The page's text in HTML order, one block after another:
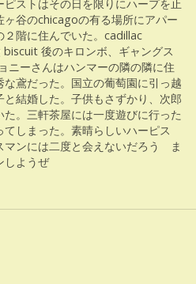
ピストはその日を限りにハープを止
ヶ谷のchicagoの有る場所にアパー
２階に住んでいた。cadillac
後のキロンボ、ギャングス
ニーさんはハンマーの隣の隣に住
な鳶だった。国立の葡萄園に引っ越
と結婚した。子供もさずかり、次郎
。三軒茶屋には一度遊びに行った
しまった。素晴らしいハーピス
ンには二度と会えないだろう ま
しようぜ